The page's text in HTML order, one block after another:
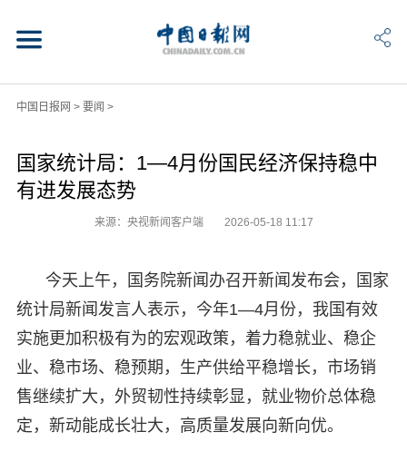
中国日报网 > 要闻 >
国家统计局：1—4月份国民经济保持稳中
有进发展态势
来源：央视新闻客户端 2026-05-18 11:17
今天上午，国务院新闻办召开新闻发布会，国家
统计局新闻发言人表示，今年1—4月份，我国有效
实施更加积极有为的宏观政策，着力稳就业、稳企
业、稳市场、稳预期，生产供给平稳增长，市场销
售继续扩大，外贸韧性持续彰显，就业物价总体稳
定，新动能成长壮大，高质量发展向新向优。